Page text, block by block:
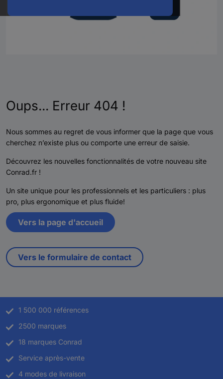
Oups... Erreur 404 !
Nous sommes au regret de vous informer que la page que vous
cherchez n’existe plus ou comporte une erreur de saisie.
Découvrez les nouvelles fonctionnalités de votre nouveau site
Conrad.fr !
Un site unique pour les professionnels et les particuliers : plus
pro, plus ergonomique et plus fluide!
Vers la page d'accueil
Vers le formulaire de contact
1 500 000 références
2500 marques
18 marques Conrad
Service après-vente
4 modes de livraison